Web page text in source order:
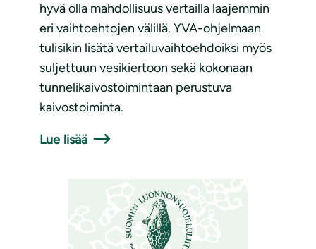
hyvä olla mahdollisuus vertailla laajemmin
eri vaihtoehtojen välillä. YVA-ohjelmaan
tulisikin lisätä vertailuvaihtoehdoiksi myös
suljettuun vesikiertoon sekä kokonaan
tunnelikaivostoimintaan perustuva
kaivostoiminta.
Lue lisää